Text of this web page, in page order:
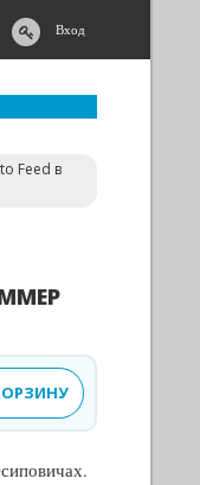
Вход
Feed в